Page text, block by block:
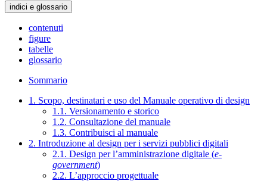
indici e glossario
contenuti
figure
tabelle
glossario
Sommario
1. Scopo, destinatari e uso del Manuale operativo di design
1.1. Versionamento e storico
1.2. Consultazione del manuale
1.3. Contribuisci al manuale
2. Introduzione al design per i servizi pubblici digitali
2.1. Design per l’amministrazione digitale (e-
government)
2.2. L’approccio progettuale